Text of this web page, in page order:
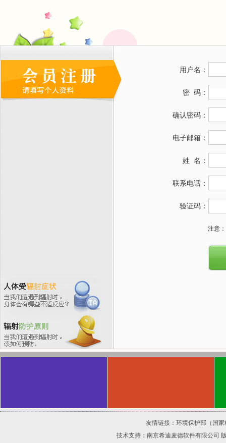
用户名：
密 码：
确认密码：
电子邮箱：
姓 名：
联系电话：
验证码：
注意
友情链接： 环境保护部（国
技术支持： 南京希迪麦德软件有限公司